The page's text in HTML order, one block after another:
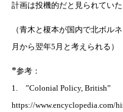
計画は投機的だと見られていた
（青木と榎本が国内で北ボル
月から翌年5月と考えられる）
*参考：
1. ”Colonial Policy, British”
https://www.encyclopedia.com/